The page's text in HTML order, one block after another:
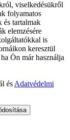
viselkedésükről
folyamatos
és tartalmak
elemzésére
is
keresztül
Ön már használja
és Adatvédelmi